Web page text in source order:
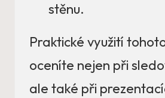
stěnu.
Praktické využití
oceníte nejen při
ale také při